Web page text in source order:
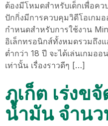
ต้องมีโหมดสำหรับเด็กเพื่อค
ปักกิ่งมีการควบคุมวิดีโอเกม
กำหนดสำหรับการใช้งาน
อิเล็กทรอนิกส์ทั้งหมดรวมถึง
ต่ำกว่า 18 ปี จะได้เล่นเกมอ
เท่านั้น เรื่องราวดีๆ […]
ภูเก็ต เร่งข
น้ำมัน จำน